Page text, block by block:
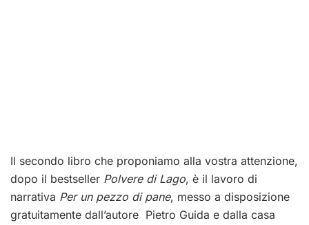
Il secondo libro che proponiamo alla vostra attenzione,
dopo il bestseller Polvere di Lago, è il lavoro di
narrativa Per un pezzo di pane, messo a disposizione
gratuitamente dall’autore Pietro Guida e dalla casa